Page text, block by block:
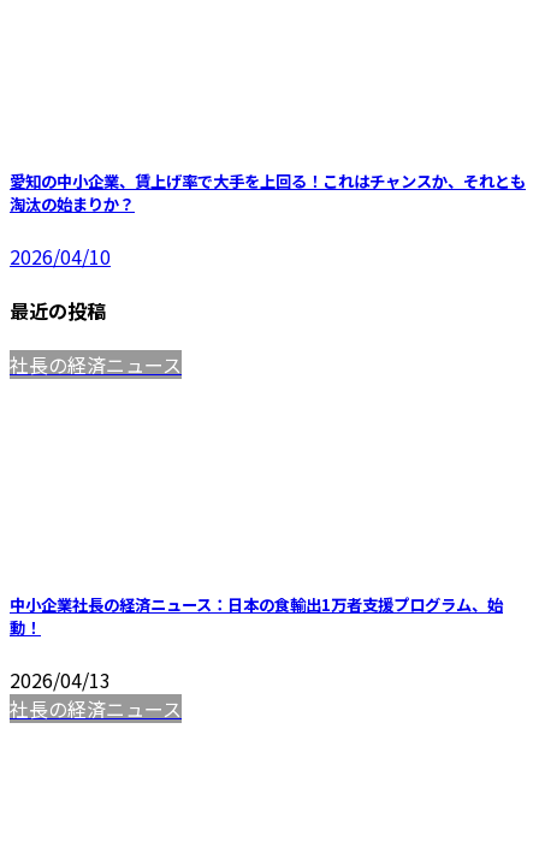
愛知の中小企業、賃上げ率で大手を上回る！これはチャンスか、それとも
淘汰の始まりか？
2026/04/10
最近の投稿
社長の経済ニュース
中小企業社長の経済ニュース：日本の食輸出1万者支援プログラム、始
動！
2026/04/13
社長の経済ニュース